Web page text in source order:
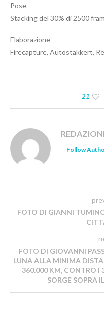
Pose
Stacking del 30% di 2500
Elaborazione
Firecapture, Autostakkert,
21
Follow
FOTO DI GIANNI
FOTO DI GIOVANNI
LUNA ALLA MINIMA
360.000 KM, CONTRO I
SORGE SOPRA